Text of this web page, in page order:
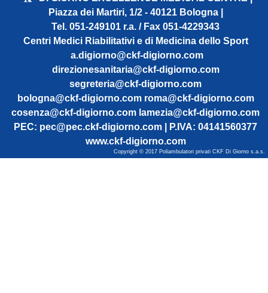
Piazza dei Martiri, 1/2 - 40121 Bologna
Tel. 051-249101 r.a. / Fax 051-4229343
Centri Medici Riabilitativi e di Medicina dello Sport
a.digiorno@ckf-digiorno.com
direzionesanitaria@ckf-digiorno.com
segreteria@ckf-digiorno.com
bologna@ckf-digiorno.com roma@ckf-digiorno.com
cosenza@ckf-digiorno.com lamezia@ckf-digiorno.com
PEC: pec@pec.ckf-digiorno.com
P.IVA: 04141560377
www.ckf-digiorno.com
Copyright © 2017 Poliambulatori privati CKF Di Giorno s.a.s.